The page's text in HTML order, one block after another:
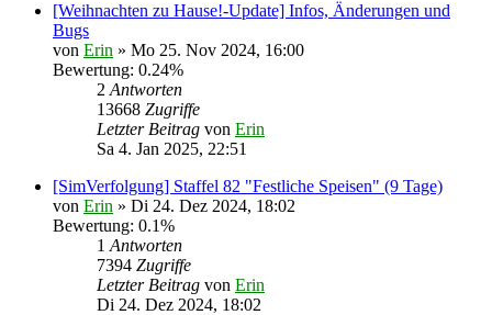
[Weihnachten zu Hause!-Update] Infos, Änderungen und
Bugs
von Erin » Mo 25. Nov 2024, 16:00
Bewertung: 0.24%
2 Antworten
13668 Zugriffe
Letzter Beitrag von Erin
Sa 4. Jan 2025, 22:51
[SimVerfolgung] Staffel 82 "Festliche Speisen" (9 Tage)
von Erin » Di 24. Dez 2024, 18:02
Bewertung: 0.1%
1 Antworten
7394 Zugriffe
Letzter Beitrag von Erin
Di 24. Dez 2024, 18:02